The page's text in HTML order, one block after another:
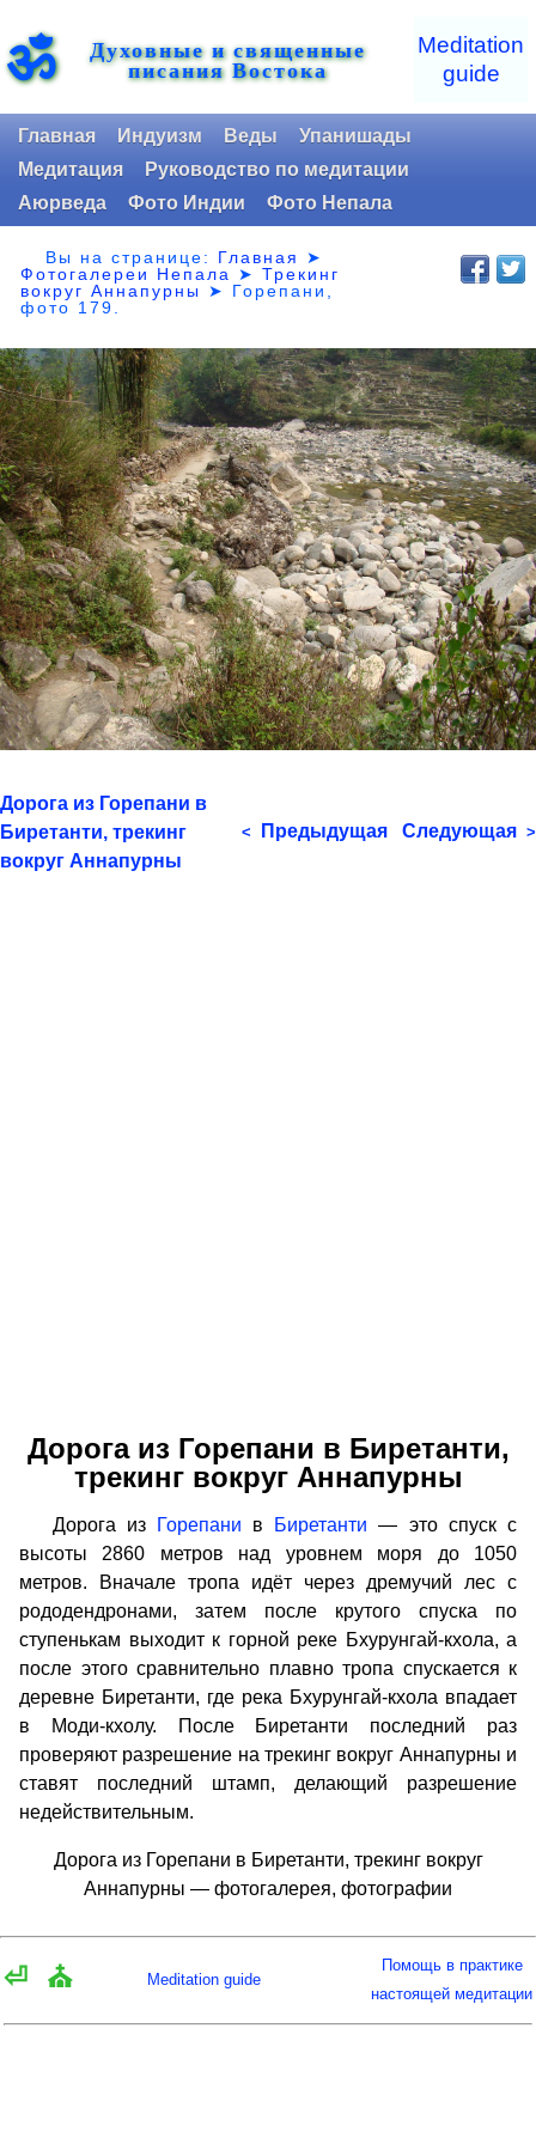
ॐ Духовные и священные
писания Востока
Meditation
guide
Главная Индуизм Веды
Упанишады
Медитация
Руководство по медитации
Аюрведа
Фото Индии Фото Непала
Вы на странице: Главная
➤
Фотогалереи Непала
➤Трекинг
вокруг Аннапурны ➤ Горепани,
фото 179.
Дорога из Горепани в
Биретанти, трекинг
вокруг Аннапурны
< Предыдущая Следующая >
Дорога из Горепани в Биретанти,
трекинг вокруг Аннапурны
Дорога из Горепани в Биретанти — это спуск с
высоты 2860 метров над уровнем моря до 1050
метров. Вначале тропа идёт через дремучий лес с
рододендронами, затем после крутого спуска по
ступенькам выходит к горной реке Бхурунгай-кхола, а
после этого сравнительно плавно тропа спускается к
деревне Биретанти, где река Бхурунгай-кхола впадает
в Моди-кхолу. После Биретанти последний раз
проверяют разрешение на трекинг вокруг Аннапурны и
ставят последний штамп, делающий разрешение
недействительным.
Дорога из Горепани в Биретанти, трекинг вокруг
Аннапурны — фотогалерея, фотографии
⏎ ⛪ Meditation guide
Помощь в практике
настоящей медитации